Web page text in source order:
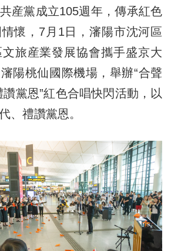
黨成立105週年，傳承紅色
懷，7月1日，瀋陽市沈河區
旅産業發展協會攜手盛京大
陽桃仙國際機場，舉辦“合聲
黨恩”紅色合唱快閃活動，以
、禮讚黨恩。